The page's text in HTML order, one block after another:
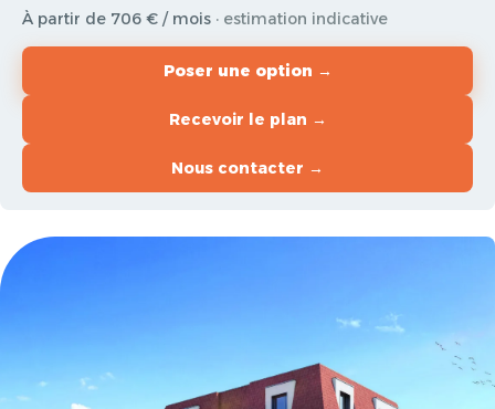
À partir de 706 € / mois · estimation indicative
Poser une option →
Recevoir le plan →
Nous contacter →